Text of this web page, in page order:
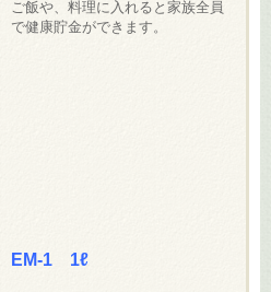
ご飯や、料理に入れると家族全員
で健康貯金ができます。
EM-1 1ℓ